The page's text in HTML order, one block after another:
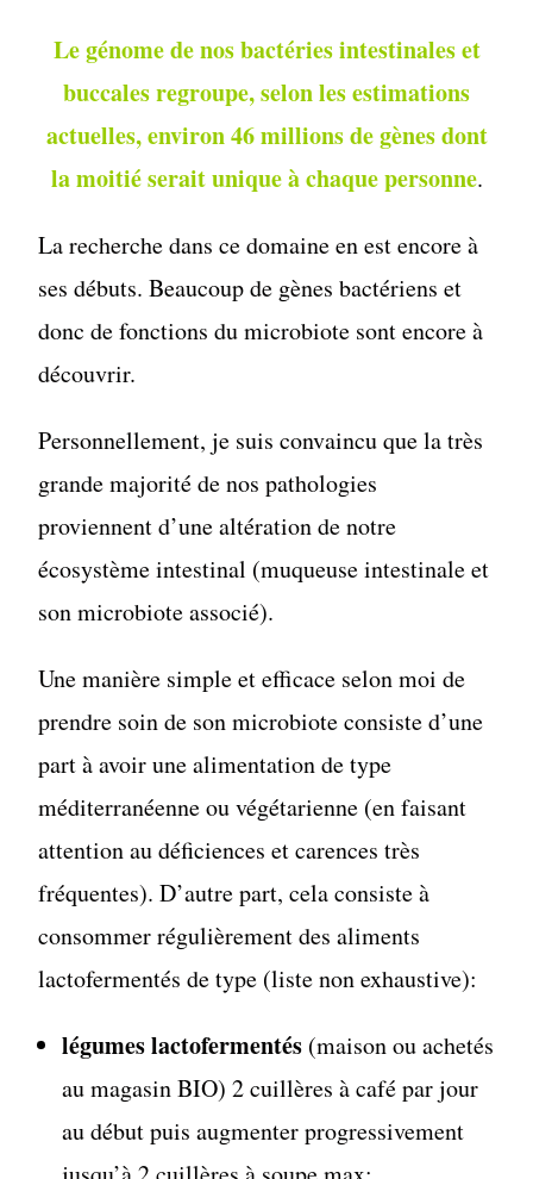
Le génome de nos bactéries intestinales et
buccales regroupe, selon les estimations
actuelles, environ 46 millions de gènes dont
la moitié serait unique à chaque personne.
La recherche dans ce domaine en est encore à
ses débuts. Beaucoup de gènes bactériens et
donc de fonctions du microbiote sont encore à
découvrir.
Personnellement, je suis convaincu que la très
grande majorité de nos pathologies
proviennent d’une altération de notre
écosystème intestinal (muqueuse intestinale et
son microbiote associé).
Une manière simple et efficace selon moi de
prendre soin de son microbiote consiste d’une
part à avoir une alimentation de type
méditerranéenne ou végétarienne (en faisant
attention au déficiences et carences très
fréquentes). D’autre part, cela consiste à
consommer régulièrement des aliments
lactofermentés de type (liste non exhaustive):
légumes lactofermentés (maison ou achetés
au magasin BIO) 2 cuillères à café par jour
au début puis augmenter progressivement